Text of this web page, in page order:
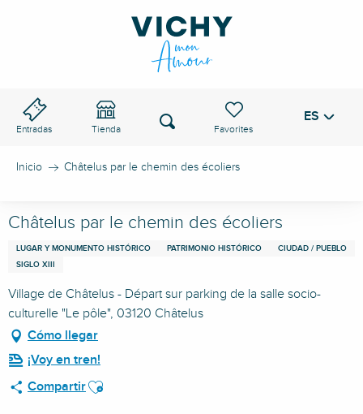
Entradas Tienda
Voir les favoris
Buscar ES
Inicio Châtelus par le chemin des écoliers
Châtelus par le chemin des écoliers
LUGAR Y MONUMENTO HISTÓRICO PATRIMONIO HISTÓRICO
CIUDAD / PUEBLO
SIGLO XIII
Village de Châtelus - Départ sur parking de la salle socio-
culturelle "Le pôle", 03120 Châtelus
Cómo llegar
¡Voy en tren!
CompartirAjouter aux favoris